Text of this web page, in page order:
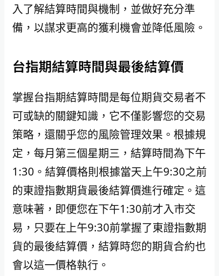
入了解結算時間與機制，並做好充分準
備，以謀求更高的獲利機會並降低風險。
台指期結算時間與最後結算價
掌握台指期結算時間是每位期貨交易者不
可或缺的關鍵知識，它不僅影響您的交易
策略，還關乎您的風險管理效果。根據規
定，每月第三個星期三，結算時間為下午
1:30。結算價格則根據當天上午9:30之前
的東證指數期貨最後結算價進行確定。這
意味著，即便您在下午1:30前才入市交
易，只要在上午9:30前掌握了東證指數期
貨的最後結算價，結算時您的期貨合約也
會以這一價格執行。